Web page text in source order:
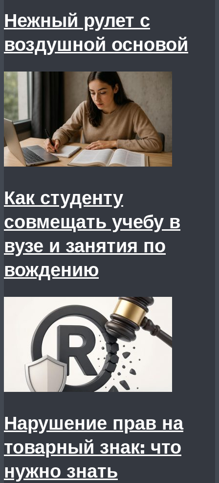
Нежный рулет с
воздушной основой
Как студенту
совмещать учебу в
вузе и занятия по
вождению
Нарушение прав на
товарный знак: что
нужно знать